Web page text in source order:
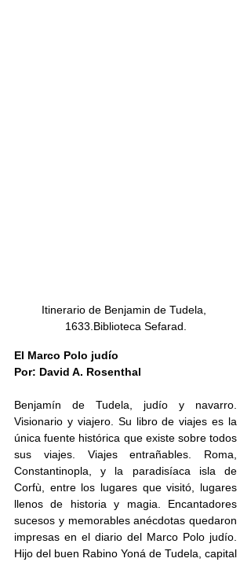
Itinerario de Benjamin de Tudela,
1633.Biblioteca Sefarad.
El Marco Polo judío
Por: David A. Rosenthal
Benjamín de Tudela, judío y navarro.
Visionario y viajero. Su libro de viajes es la
única fuente histórica que existe sobre todos
sus viajes. Viajes entrañables. Roma,
Constantinopla, y la paradisíaca isla de
Corfù, entre los lugares que visitó, lugares
llenos de historia y magia. Encantadores
sucesos y memorables anécdotas quedaron
impresas en el diario del Marco Polo judío.
Hijo del buen Rabino Yoná de Tudela, capital